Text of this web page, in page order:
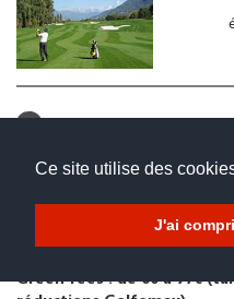
Ce site utilise des
J'ai
+39 0342 354 009
www.valtellinagolf.com
Green fees : de 60 à 77€